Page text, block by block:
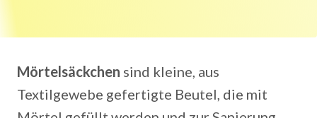
Mörtelsäckchen sind kleine, aus
Textilgewebe gefertigte Beutel, die mit